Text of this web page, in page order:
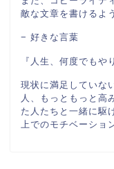
敵な文章を書けるよ
− 好きな言葉
『人生、何度でも
現状に満足していな
人、もっともっと高
た人たちと一緒に駆
上でのモチベーショ